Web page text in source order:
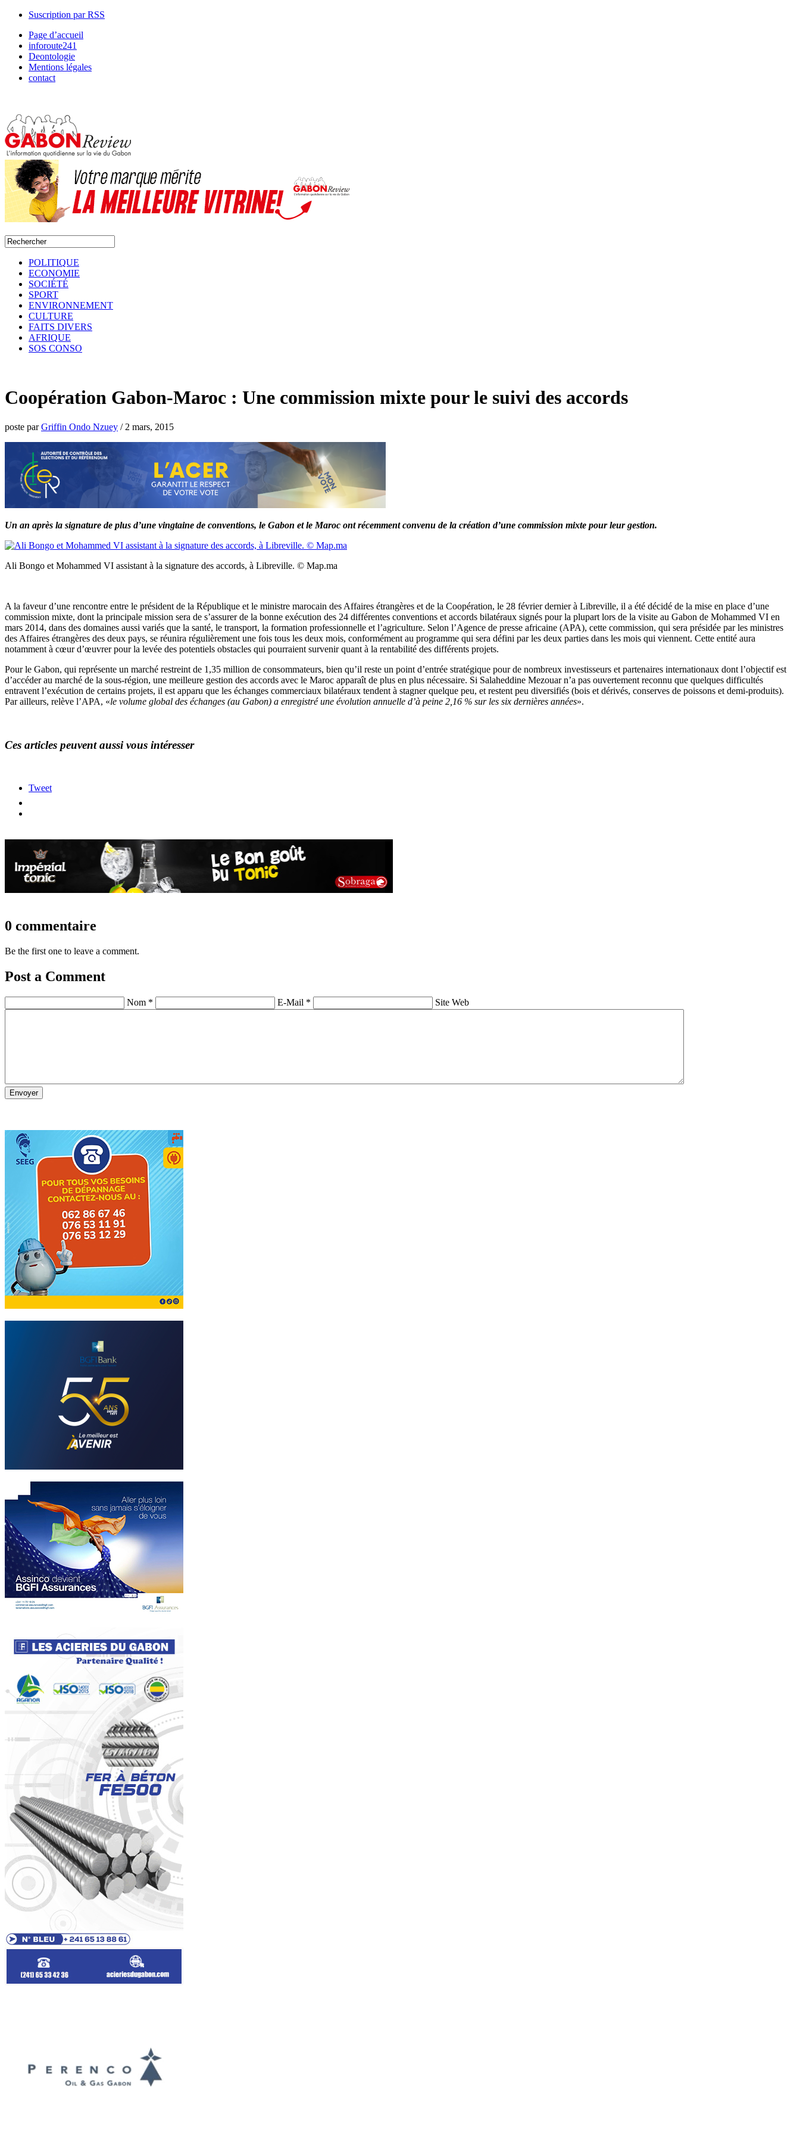
Suscription par RSS
Page d’accueil
inforoute241
Deontologie
Mentions légales
contact
POLITIQUE
ECONOMIE
SOCIÉTÉ
SPORT
ENVIRONNEMENT
CULTURE
FAITS DIVERS
AFRIQUE
SOS CONSO
Coopération Gabon-Maroc : Une commission mixte pour le suivi des accords
poste parGriffin Ondo Nzuey / 2 mars, 2015
Un an après la signature de plus d’une vingtaine de conventions, le Gabon et le Maroc ont récemment convenu de la création d’une commission mixte pour leur gestion.
Ali Bongo et Mohammed VI assistant à la signature des accords, à Libreville. © Map.ma
A la faveur d’une rencontre entre le président de la République et le ministre marocain des Affaires étrangères et de la Coopération, le 28 février dernier à Libreville, il a été décidé de la mise en place d’une
commission mixte, dont la principale mission sera de s’assurer de la bonne exécution des 24 différentes conventions et accords bilatéraux signés pour la plupart lors de la visite au Gabon de Mohammed VI en
mars 2014, dans des domaines aussi variés que la santé, le transport, la formation professionnelle et l’agriculture. Selon l’Agence de presse africaine (APA), cette commission, qui sera présidée par les ministres
des Affaires étrangères des deux pays, se réunira régulièrement une fois tous les deux mois, conformément au programme qui sera défini par les deux parties dans les mois qui viennent. Cette entité aura
notamment à cœur d’œuvrer pour la levée des potentiels obstacles qui pourraient survenir quant à la rentabilité des différents projets.
Pour le Gabon, qui représente un marché restreint de 1,35 million de consommateurs, bien qu’il reste un point d’entrée stratégique pour de nombreux investisseurs et partenaires internationaux dont l’objectif est
d’accéder au marché de la sous-région, une meilleure gestion des accords avec le Maroc apparaît de plus en plus nécessaire. Si Salaheddine Mezouar n’a pas ouvertement reconnu que quelques difficultés
entravent l’exécution de certains projets, il est apparu que les échanges commerciaux bilatéraux tendent à stagner quelque peu, et restent peu diversifiés (bois et dérivés, conserves de poissons et demi-produits).
Par ailleurs, relève l’APA, «le volume global des échanges (au Gabon) a enregistré une évolution annuelle d’à peine 2,16 % sur les six dernières années».
Ces articles peuvent aussi vous intéresser
Tweet
0 commentaire
Be the first one to leave a comment.
Post a Comment
Nom * E-Mail * Site Web